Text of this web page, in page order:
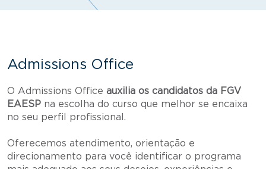
Admissions Office
O Admissions Office auxilia os candidatos da FGV
EAESP na escolha do curso que melhor se encaixa
no seu perfil profissional.
Oferecemos atendimento, orientação e
direcionamento para você identificar o programa